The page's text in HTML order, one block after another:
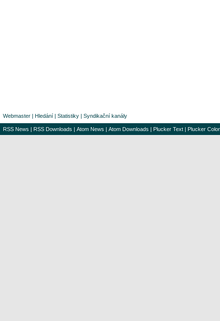
Webmaster | Hledání | Statistiky | Syndikační kanály
RSS News | RSS Downloads | Atom News | Atom Downloads | Plucker Text | Plucker Color